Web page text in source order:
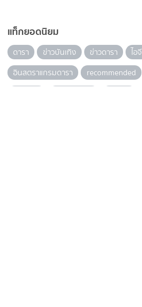
แท็กยอดนิยม
ดารา ข่าวบันเทิง ข่าวดารา
ไอ
อินสตราแกรมดารา
recommended